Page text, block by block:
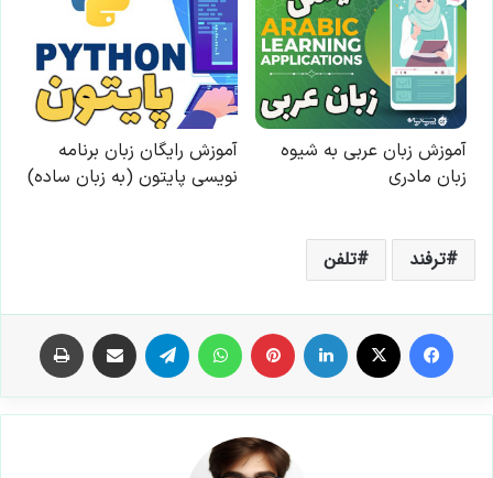
ترفند تلفن
فیس بوک لینکدین ‫پین‌ترست تلگرام اشتراک گذاری از طریق ایمیل